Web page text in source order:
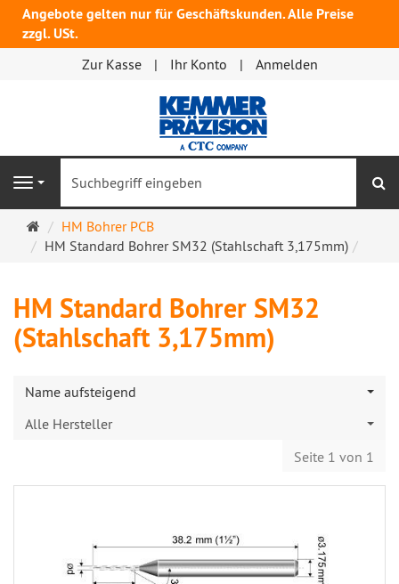
Angebote gelten nur für Geschäftskunden. Alle Preise
zzgl. USt.
Zur Kasse Ihr Konto Anmelden
Navigation
Startseite
HM Bohrer PCB
HM Standard Bohrer SM32 (Stahlschaft 3,175mm)
HM Standard Bohrer SM32
(Stahlschaft 3,175mm)
Name aufsteigend
Alle Hersteller
Seite 1 von 1